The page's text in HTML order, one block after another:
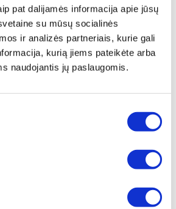
pat dalijamės informacija apie jūsų
su mūsų socialinės
ir analizės partneriais, kurie gali
kurią jiems pateikėte arba
naudojantis jų paslaugomis.